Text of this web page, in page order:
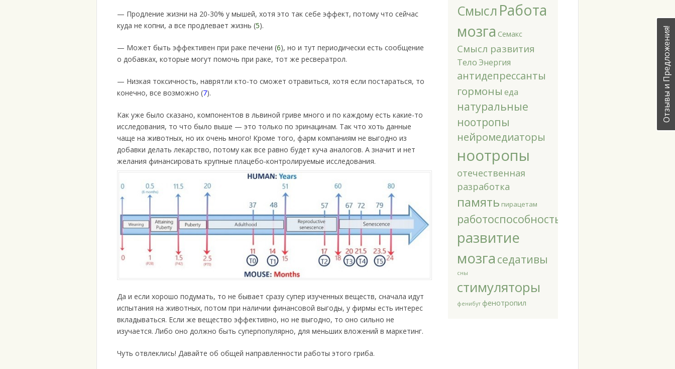
— Продление жизни на 20-30% у мышей, хотя это так себе эффект, потому что сейчас
куда не копни, а все продлевает жизнь (5).
— Может быть эффективен при раке печени (6), но и тут периодически есть сообщение
о добавках, которые могут помочь при раке, тот же ресвератрол.
— Низкая токсичность, наврятли кто-то сможет отравиться, хотя если постараться, то
конечно, все возможно (7).
Как уже было сказано, компонентов в львиной гриве много и по каждому есть какие-то
исследования, то что было выше — это только по эринацинам. Так что хоть данные
чаще на животных, но их очень много! Кроме того, фарм компаниям не выгодно из
добавки делать лекарство, потому как все равно будет куча аналогов. А значит и нет
желания финансировать крупные плацебо-контролируемые исследования.
Да и если хорошо подумать, то не бывает сразу супер изученных веществ, сначала идут
испытания на животных, потом при наличии финансовой выгоды, у фирмы есть интерес
вкладываться. Если же вещество эффективно, но не выгодно, то оно сильно не
изучается. Либо оно должно быть суперпопулярно, для меньших вложений в маркетинг.
Чуть отвлеклись! Давайте об общей направленности работы этого гриба.
Смысл Работа
мозга Семакс
Смысл развития
Тело Энергия
антидепрессанты
гормоны еда
натуральные
ноотропы
нейромедиаторы
ноотропы
отечественная
разработка
память пирацетам
работоспособность
развитие
мозга седативы
сны
стимуляторы
фенибут фенотропил
Отзывы и Предложения!